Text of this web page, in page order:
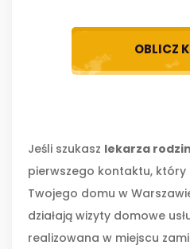
OBLICZ
Jeśli szukasz lekarza
pierwszego kontaktu, który
Twojego domu w
działają wizyty domowe
realizowana w miejscu